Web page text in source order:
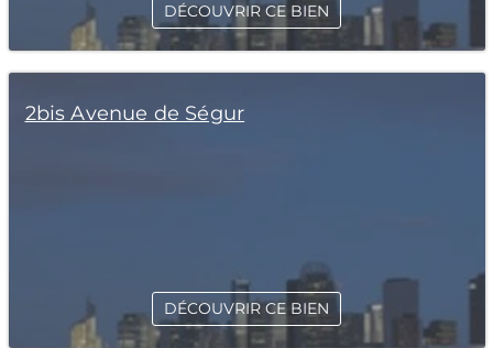
DÉCOUVRIR CE BIEN
2bis Avenue de Ségur
DÉCOUVRIR CE BIEN